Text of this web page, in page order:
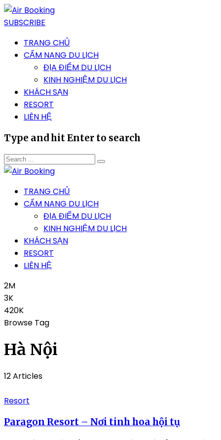
SUBSCRIBE
TRANG CHỦ
CẨM NANG DU LỊCH
ĐỊA ĐIỂM DU LỊCH
KINH NGHIỆM DU LỊCH
KHÁCH SẠN
RESORT
LIÊN HỆ
Type and hit Enter to search
TRANG CHỦ
CẨM NANG DU LỊCH
ĐỊA ĐIỂM DU LỊCH
KINH NGHIỆM DU LỊCH
KHÁCH SẠN
RESORT
LIÊN HỆ
2M
3K
420K
Browse Tag
Hà Nội
12 Articles
Resort
Paragon Resort – Nơi tinh hoa hội tụ